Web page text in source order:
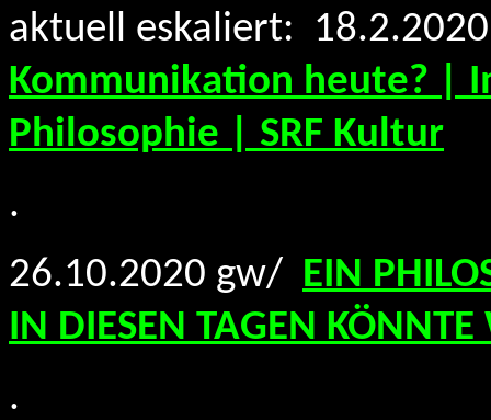
aktuell eskaliert:
Kommunikation heute? |
Philosophie | SRF Kultur
.
26.10.2020 gw/ EIN
IN DIESEN TAGEN
.